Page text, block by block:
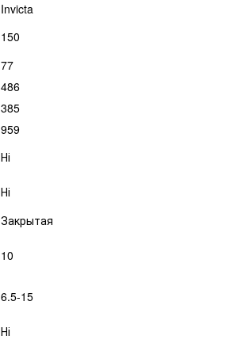
Invicta
150
77
486
385
959
Ні
Ні
Закрытая
10
6.5-15
Ні